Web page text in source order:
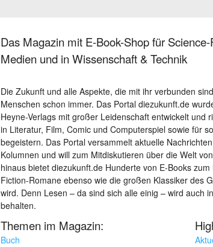
Das Magazin mit E-Book-Shop für
Medien und in Wissenschaft & Technik
Die Zukunft und alle Aspekte, die mit ihr verbunden
Menschen schon immer. Das Portal diezukunft.de
Heyne-Verlags mit großer Leidenschaft entwickelt und
in Literatur, Film, Comic und Computerspiel sowie für
begeistern. Das Portal versammelt aktuelle
Kolumnen und will zum Mitdiskutieren über die Welt
hinaus bietet diezukunft.de Hunderte von E-Books
Fiction-Romane ebenso wie die großen Klassiker des
wird. Denn Lesen – da sind sich alle einig – wird auch
behalten.
Themen im Magazin:
Buch